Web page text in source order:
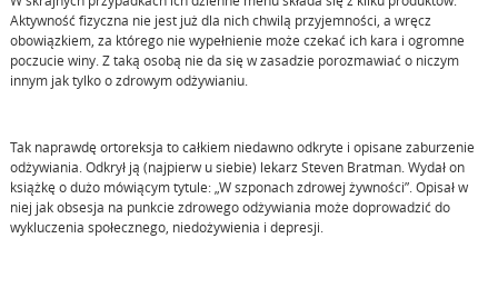
Aktywność fizyczna nie jest już dla nich chwilą przyjemności, a wręcz
obowiązkiem, za którego nie wypełnienie może czekać ich kara i ogromne
poczucie winy. Z taką osobą nie da się w zasadzie porozmawiać o niczym
innym jak tylko o zdrowym odżywianiu.
Tak naprawdę ortoreksja to całkiem niedawno odkryte i opisane zaburzenie
odżywiania. Odkrył ją (najpierw u siebie) lekarz Steven Bratman. Wydał on
książkę o dużo mówiącym tytule: „W szponach zdrowej żywności”. Opisał w
niej jak obsesja na punkcie zdrowego odżywiania może doprowadzić do
wykluczenia społecznego, niedożywienia i depresji.